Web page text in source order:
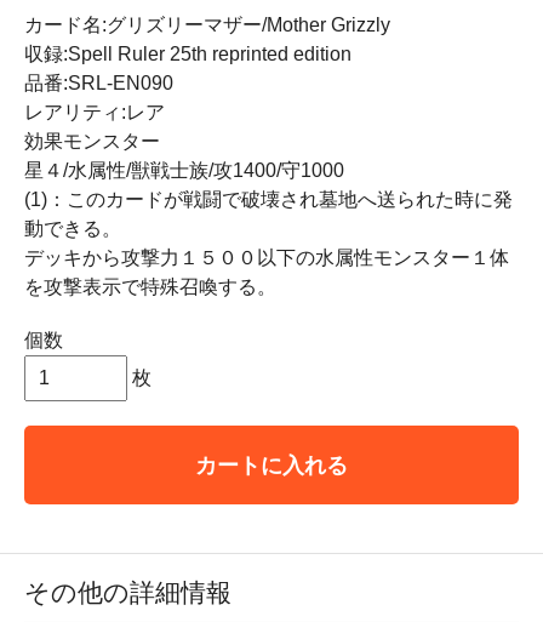
カード名:グリズリーマザー/Mother Grizzly
収録:Spell Ruler 25th reprinted edition
品番:SRL-EN090
レアリティ:レア
効果モンスター
星４/水属性/獣戦士族/攻1400/守1000
(1)：このカードが戦闘で破壊され墓地へ送られた時に発
動できる。
デッキから攻撃力１５００以下の水属性モンスター１体
を攻撃表示で特殊召喚する。
個数
枚
カートに入れる
その他の詳細情報